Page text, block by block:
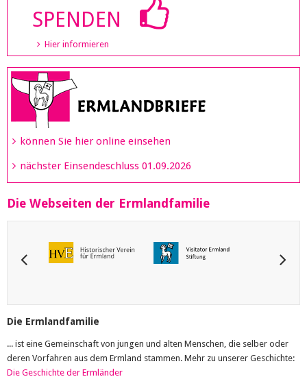
SPENDEN
Hier informieren
können Sie hier online einsehen
nächster Einsendeschluss 01.09.2026
Die Webseiten der Ermlandfamilie
Die Ermlandfamilie
... ist eine Gemeinschaft von jungen und alten Menschen, die selber oder
deren Vorfahren aus dem Ermland stammen. Mehr zu unserer Geschichte:
Die Geschichte der Ermländer